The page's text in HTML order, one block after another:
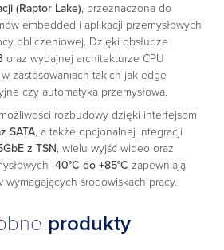
(Raptor Lake), przeznaczona do
embedded i aplikacji przemysłowych
obliczeniowej. Dzięki obsłudze
oraz wydajnej architekturze CPU
zastosowaniach takich jak edge
czy automatyka przemysłowa.
rozbudowy dzięki interfejsom
SATA, a także opcjonalnej integracji
z TSN, wielu wyjść wideo oraz
-40°C do +85°C zapewniają
środowiskach pracy.
produkty